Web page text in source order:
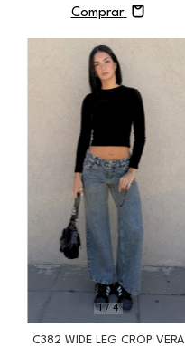
Comprar
1/ 4
C382 WIDE LEG CROP VERA